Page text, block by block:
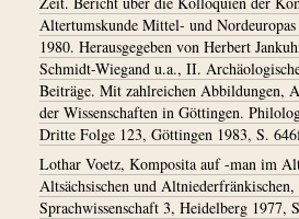
Altertumskunde Mittel- und
1980. Herausgegeben von Herbert
Schmidt-Wiegand u.a., II.
Beiträge. Mit zahlreichen Abbildungen,
der Wissenschaften in Göttingen.
Dritte Folge 123, Göttingen 1983, S.
Lothar Voetz, Komposita auf -man im
Altsächsischen und
Sprachwissenschaft 3, Heidelberg 1977,